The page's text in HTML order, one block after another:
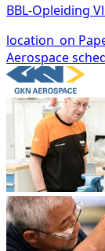
BBL-Opleiding
location_on
Aerospace